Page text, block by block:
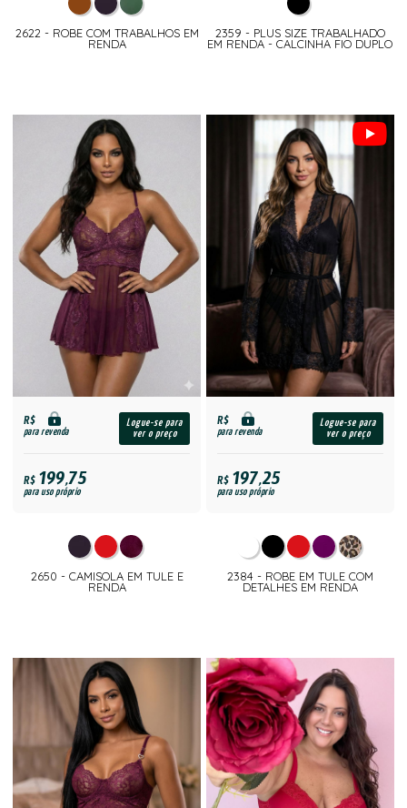
2622 - ROBE COM TRABALHOS EM
RENDA
2359 - PLUS SIZE TRABALHADO
EM RENDA - CALCINHA FIO DUPLO
R$
para revenda
Logue-se para
ver o preço
R$199,75
para uso próprio
2650 - CAMISOLA EM TULE E
RENDA
R$
para revenda
Logue-se para
ver o preço
R$197,25
para uso próprio
2384 - ROBE EM TULE COM
DETALHES EM RENDA